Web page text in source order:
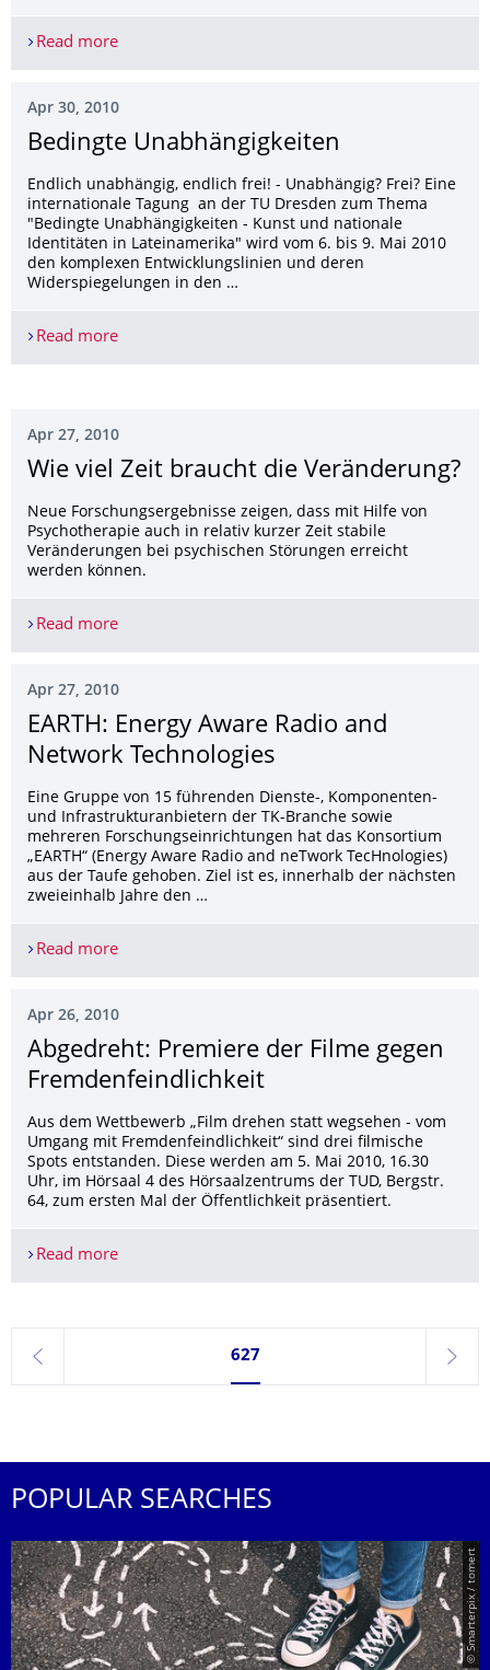
Read moreExzellenzinitiative der TUD:
Apr 30, 2010
Bedingte Unabhängigkeiten
Endlich unabhängig, endlich frei! - Unabhängig? Frei? Eine
internationale Tagung an der TU Dresden zum Thema
"Bedingte Unabhängigkeiten - Kunst und nationale
Identitäten in Lateinamerika" wird vom 6. bis 9. Mai 2010
den komplexen Entwicklungslinien und deren
Widerspiegelungen in den …
Read moreBedingte Unabhängigkeiten
Apr 27, 2010
Wie viel Zeit braucht die Veränderung?
Neue Forschungsergebnisse zeigen, dass mit Hilfe von
Psychotherapie auch in relativ kurzer Zeit stabile
Veränderungen bei psychischen Störungen erreicht
werden können.
Read moreWie viel Zeit braucht die Veränderung?
Apr 27, 2010
EARTH: Energy Aware Radio and
Network Technologies
Eine Gruppe von 15 führenden Dienste-, Komponenten-
und Infrastrukturanbietern der TK-Branche sowie
mehreren Forschungseinrichtungen hat das Konsortium
„EARTH“ (Energy Aware Radio and neTwork TecHnologies)
aus der Taufe gehoben. Ziel ist es, innerhalb der nächsten
zweieinhalb Jahre den …
Read moreEARTH: Energy Aware Radio and Network
Apr 26, 2010
Abgedreht: Premiere der Filme gegen
Fremdenfeindlich­keit
Aus dem Wettbewerb „Film drehen statt wegsehen - vom
Umgang mit Fremdenfeindlichkeit“ sind drei filmische
Spots entstanden. Diese werden am 5. Mai 2010, 16.30
Uhr, im Hörsaal 4 des Hörsaalzentrums der TUD, Bergstr.
64, zum ersten Mal der Öffentlichkeit präsentiert.
Read moreAbgedreht: Premiere der Filme gegen
previous
Currently on page 627
627
next
POPULAR SEARCHES
© Smarterpix / tomert